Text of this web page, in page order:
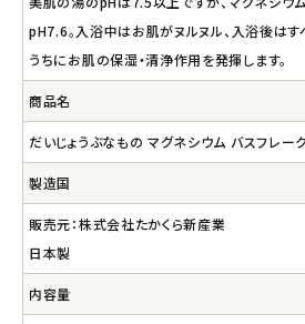
pH7.6。入浴中はお肌がヌルヌル、入浴後はす
うちにお肌の保湿・清浄作用を発揮します。
商品名
だいじょうぶなもの マグネシウム バスフレー
製造国
販売元：株式会社たかくら新産業
日本製
内容量